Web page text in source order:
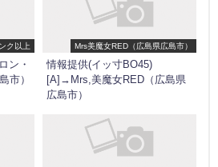
ク以上
ン・
市）
Mrs美魔女RED（広島県広島市）
情報提供(イッ寸BO45)
[A]→Mrs,美魔女RED（広島県
広島市）